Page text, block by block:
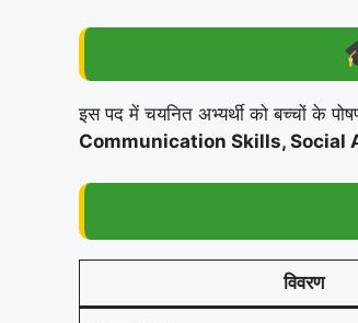
इस पद में चयनित अभ्यर्थी को बच्चों के
Communication Skills, Social
विवरण